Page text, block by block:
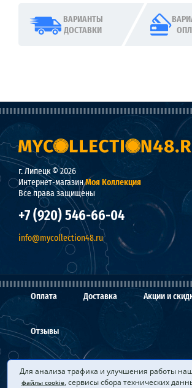
ВАРИАНТЫ
ДОСТАВКИ
г. Липецк © 2026
Интернет-магазинМоя Коллекция
Все права защищены
+7 (920) 546-66-04
info@mycollection48.ru
Оплата Доставка Акции и
Отзывы
Мы покупаем Вопросы и
Для анализа трафика и улучшения работы
файлы cookie, сервисы сбора технических